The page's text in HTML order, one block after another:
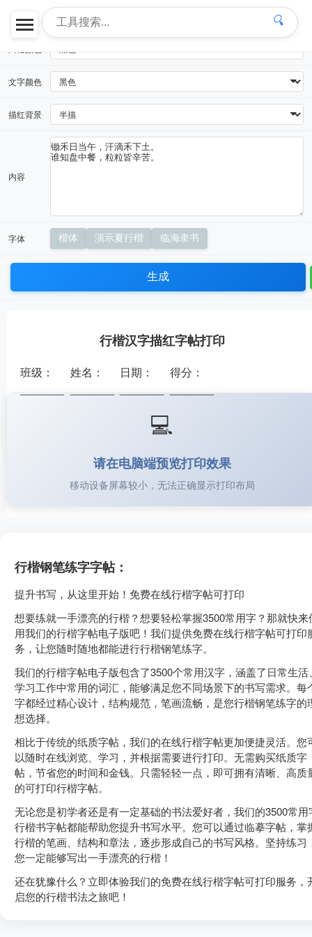
🔍
文字颜色
描红背景
内容
字体 楷体 演示夏行楷 临海隶书
生成
行楷汉字描红字帖打印
班级：
姓名：
日期：
得分：
💻
请在电脑端预览打印效果
移动设备屏幕较小，无法正确显示打印布局
行楷钢笔练字字帖：
提升书写，从这里开始！免费在线行楷字帖可打印
想要练就一手漂亮的行楷？想要轻松掌握3500常用字？那就快来
用我们的行楷字帖电子版吧！我们提供免费在线行楷字帖可打印
务，让您随时随地都能进行行楷钢笔练字。
我们的行楷字帖电子版包含了3500个常用汉字，涵盖了日常生活
学习工作中常用的词汇，能够满足您不同场景下的书写需求。每
字都经过精心设计，结构规范，笔画流畅，是您行楷钢笔练字的
想选择。
相比于传统的纸质字帖，我们的在线行楷字帖更加便捷灵活。您
以随时在线浏览、学习，并根据需要进行打印。无需购买纸质字
帖，节省您的时间和金钱。只需轻轻一点，即可拥有清晰、高质
的可打印行楷字帖。
无论您是初学者还是有一定基础的书法爱好者，我们的3500常用
行楷书字帖都能帮助您提升书写水平。您可以通过临摹字帖，掌
行楷的笔画、结构和章法，逐步形成自己的书写风格。坚持练习
您一定能够写出一手漂亮的行楷！
还在犹豫什么？立即体验我们的免费在线行楷字帖可打印服务，
启您的行楷书法之旅吧！